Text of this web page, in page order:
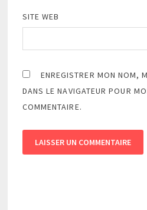
SITE WEB
ENREGISTRER MON NOM,
DANS LE NAVIGATEUR POUR
COMMENTAIRE.